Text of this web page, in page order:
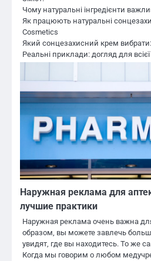
Чому натуральні інгредієнти
Як працюють натуральні
Cosmetics
Який сонцезахисний крем вибрати:
Реальні приклади: догляд для
Наружная реклама для
лучшие практики
Наружная реклама очень важна
образом, вы можете завлечь
увидят, где вы находитесь. То же
Когда мы говорим о любом